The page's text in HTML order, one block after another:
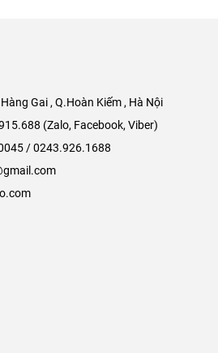
Gai , Q.Hoàn Kiếm , Hà Nội
(Zalo, Facebook, Viber)
/ 0243.926.1688